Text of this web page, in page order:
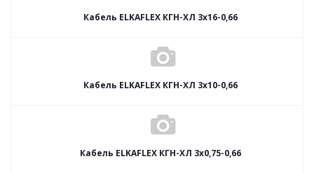
Кабель ELKAFLEX КГН-ХЛ 3x16-0,66
Кабель ELKAFLEX КГН-ХЛ 3x10-0,66
Кабель ELKAFLEX КГН-ХЛ 3x0,75-0,66